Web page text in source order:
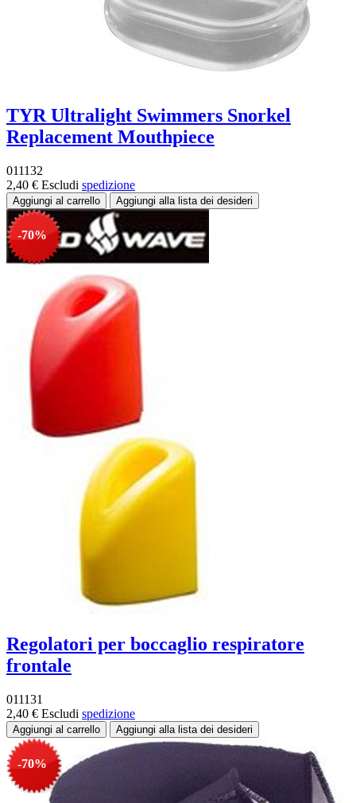
TYR Ultralight Swimmers Snorkel
Replacement Mouthpiece
011132
2,40 € Escludi spedizione
-70%
Regolatori per boccaglio respiratore
frontale
011131
2,40 € Escludi spedizione
-70%